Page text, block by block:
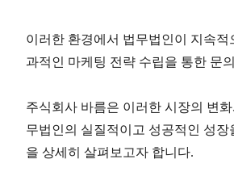
이러한 환경에서 법무법인이 지속
과적인 마케팅 전략 수립을 통한 문의
주식회사 바름은 이러한 시장의 변
무법인의 실질적이고 성공적인 성
을 상세히 살펴보고자 합니다.